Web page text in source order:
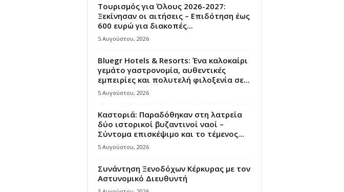
Τουρισμός για Όλους 2026-2027:
Ξεκίνησαν οι αιτήσεις – Επιδότηση έως
600 ευρώ για διακοπές...
5 Αυγούστου, 2026
Bluegr Hotels & Resorts: Ένα καλοκαίρι
γεμάτο γαστρονομία, αυθεντικές
εμπειρίες και πολυτελή φιλοξενία σε...
5 Αυγούστου, 2026
Καστοριά: Παραδόθηκαν στη λατρεία
δύο ιστορικοί βυζαντινοί ναοί –
Σύντομα επισκέψιμο και το τέμενος...
5 Αυγούστου, 2026
Συνάντηση Ξενοδόχων Κέρκυρας με τον
Αστυνομικό Διευθυντή